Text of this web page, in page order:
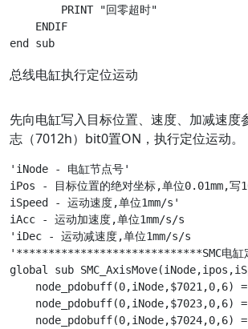
PRINT "回零超时"
ENDIF
总线电缸执行定位运动
先向电缸写入目标位置、速度、加减速度
志（7012h）bit0置ON，执行定位运动。
'iNode - 电缸节点号'
iPos - 目标位置的绝对坐标,单位0.01mm,写
iSpeed - 运动速度,单位1mm/s'
iAcc - 运动加速度,单位1mm/s/s
'iDec - 运动减速度,单位1mm/s/s
'*****************************SMC电
global sub
node_pdobuff(0,iNode,$7021,0,6) = iSpeed		'速度，对应数
node_pdobuff(0,iNode,$7023,0,6) = iAcc		'加速度，对应数据
node_pdobuff(0,iNode,$7024,0,6) = iDec		'减速度，对应数据